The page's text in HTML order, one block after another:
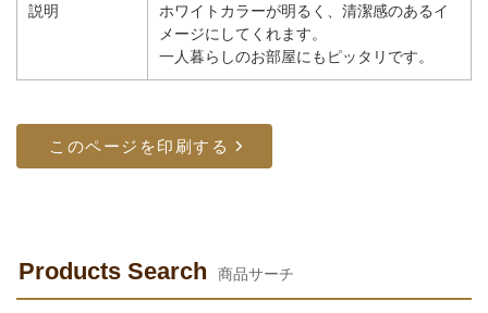
説明
ホワイトカラーが明るく、清潔感のあるイ
メージにしてくれます。
一人暮らしのお部屋にもピッタリです。
Products Search 商品サーチ